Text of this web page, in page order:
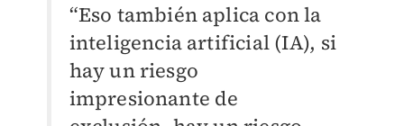
“Eso también aplica con la
inteligencia artificial (IA), si
hay un riesgo
impresionante de